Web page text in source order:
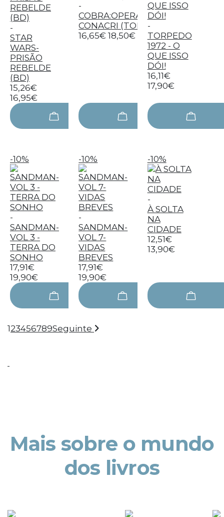
-
STAR
WARS-
PRISÃO
REBELDE
(BD)
15,26€
16,95€
-
COBRA:OPERAÇÃO
CONACRI (TOMO1)
16,65€ 18,50€
-
TORPEDO
1972 - O
QUE ISSO
DÓI!
16,11€
17,90€
-10%
-
SANDMAN-
VOL 3 -
TERRA DO
SONHO
17,91€
19,90€
-10%
-
SANDMAN-
VOL 7-
VIDAS
BREVES
17,91€
19,90€
-10%
-
À SOLTA
NA
CIDADE
12,51€
13,90€
123456789Seguinte
Mais sobre o mundo
dos livros